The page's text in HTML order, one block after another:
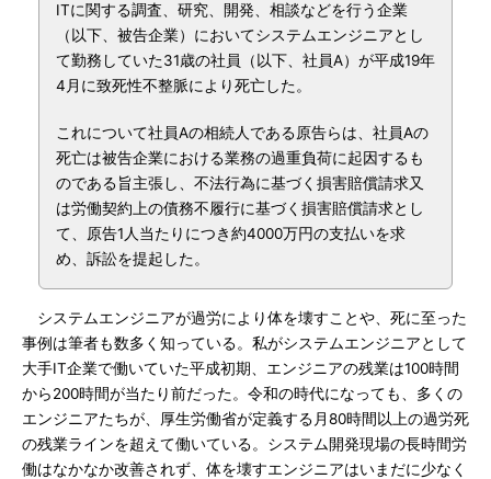
ITに関する調査、研究、開発、相談などを行う企業
（以下、被告企業）においてシステムエンジニアとし
て勤務していた31歳の社員（以下、社員A）が平成19年
4月に致死性不整脈により死亡した。
これについて社員Aの相続人である原告らは、社員Aの
死亡は被告企業における業務の過重負荷に起因するも
のである旨主張し、不法行為に基づく損害賠償請求又
は労働契約上の債務不履行に基づく損害賠償請求とし
て、原告1人当たりにつき約4000万円の支払いを求
め、訴訟を提起した。
システムエンジニアが過労により体を壊すことや、死に至った
事例は筆者も数多く知っている。私がシステムエンジニアとして
大手IT企業で働いていた平成初期、エンジニアの残業は100時間
から200時間が当たり前だった。令和の時代になっても、多くの
エンジニアたちが、厚生労働省が定義する月80時間以上の過労死
の残業ラインを超えて働いている。システム開発現場の長時間労
働はなかなか改善されず、体を壊すエンジニアはいまだに少なく